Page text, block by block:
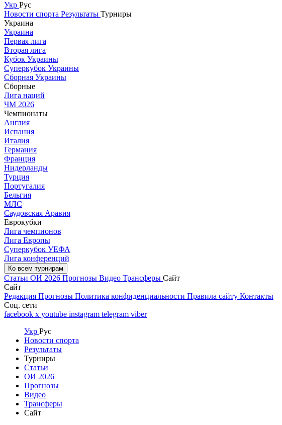
Укр Рус
Новости спорта Результаты Турниры
Украина
Украина
Первая лига
Вторая лига
Кубок Украины
Суперкубок Украины
Сборная Украины
Сборные
Лига наций
ЧМ 2026
Чемпионаты
Англия
Испания
Италия
Германия
Франция
Нидерланды
Турция
Португалия
Бельгия
МЛС
Саудовская Аравия
Еврокубки
Лига чемпионов
Лига Европы
Суперкубок УЕФА
Лига конференций
Ко всем турнирам
Статьи ОИ 2026 Прогнозы Видео Трансферы Сайт
Сайт
Редакция Прогнозы Политика конфиденциальности Правила сайту Контакты
Соц. сети
facebook x youtube instagram telegram viber
Укр Рус
Новости спорта
Результаты
Турниры
Статьи
ОИ 2026
Прогнозы
Видео
Трансферы
Сайт